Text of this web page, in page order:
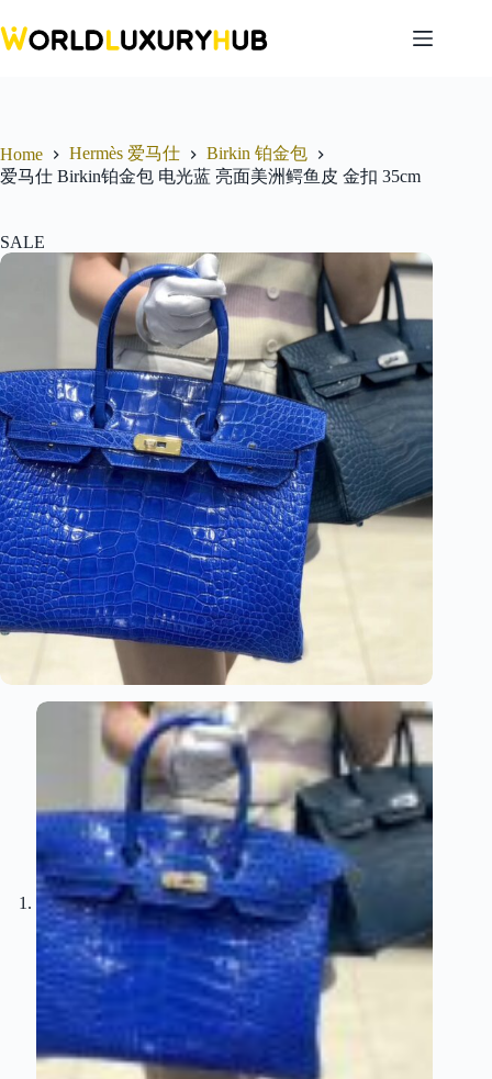
to
content
Home Hermès 爱马仕
Birkin 铂金包
爱马仕 Birkin铂金包 电光蓝 亮面美洲鳄鱼皮 金扣 35cm
SALE